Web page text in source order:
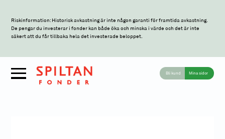
Riskinformation: Historisk avkastning är inte någon garanti för framtida avkastning.
De pengar du investerar i fonder kan både öka och minska i värde och det är inte
säkert att du får tillbaka hela det investerade beloppet.
Bli kund Mina sidor